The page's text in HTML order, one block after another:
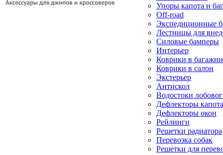
Упоры капота и
Off-road
Экспедиционные
Лестницы для
Силовые бамперы
Интерьер
Коврики в
Коврики в салон
Экстерьер
Антискол
Водостоки
Дефлекторы капота
Дефлекторы окон
Рейлинги
Решетки радиатора
Перевозка собак
Решетки для